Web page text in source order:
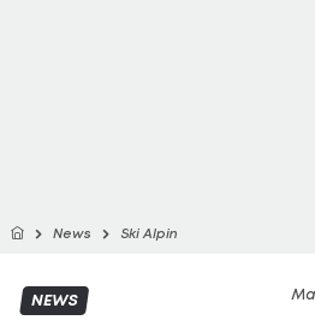
News Ski Alpin
NEWS